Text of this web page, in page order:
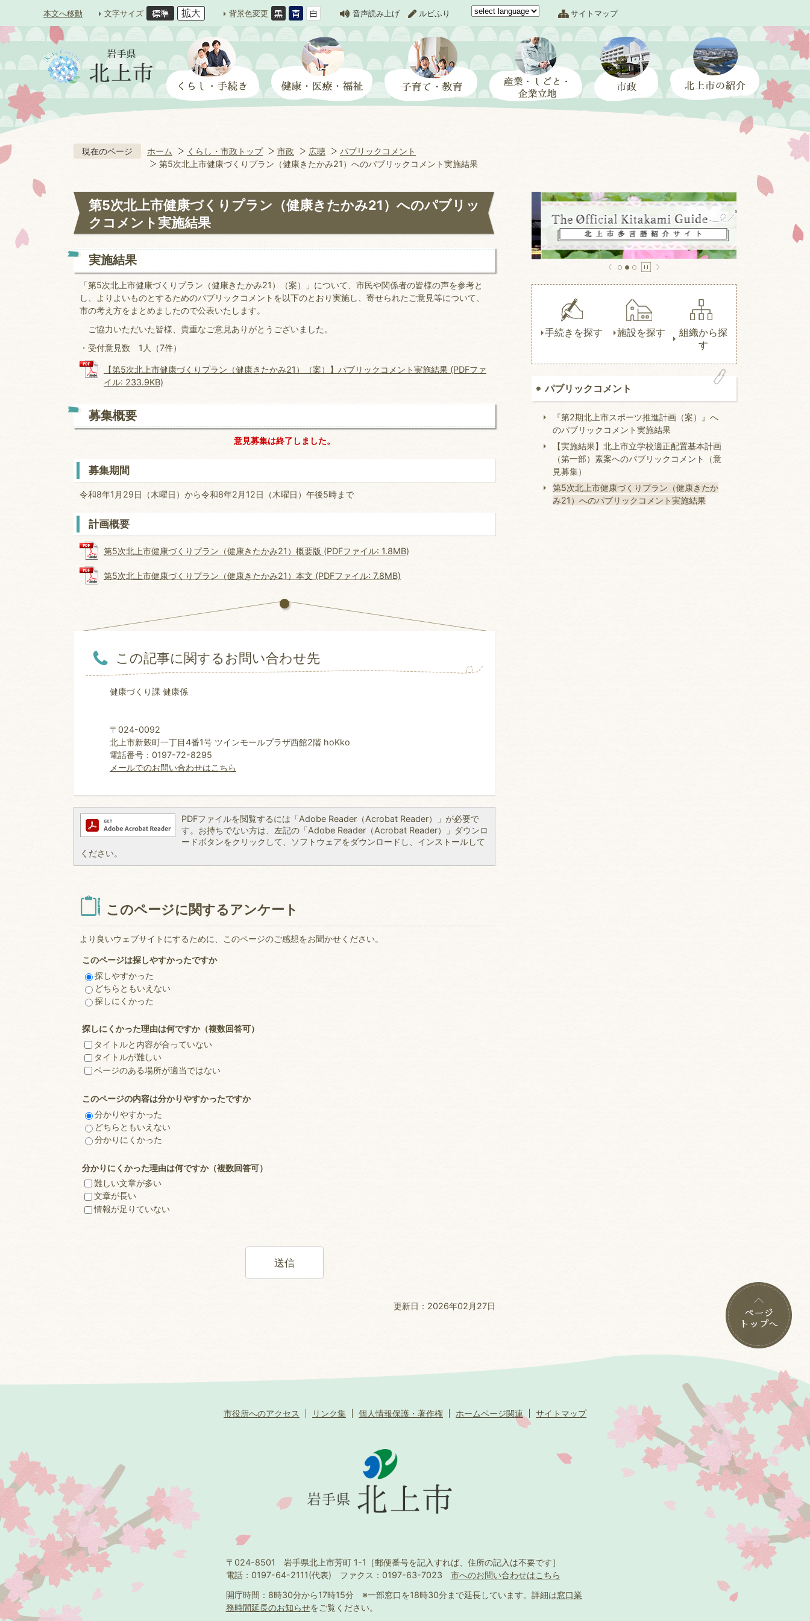
本文へ移動 文字サイズ 背景色変更 音声読み上げ ルビふり サイトマップ
現在のページ ホーム くらし・市政トップ 市政 広聴
パブリックコメント
第5次北上市健康づくりプラン（健康きたかみ21）へのパブリックコメント実施結果
第5次北上市健康づくりプラン（健康きたかみ21）へのパブリッ
クコメント実施結果
実施結果
「第5次北上市健康づくりプラン（健康きたかみ21）（案）」について、市民や関係者の皆様の声を参考と
し、よりよいものとするためのパブリックコメントを以下のとおり実施し、寄せられたご意見等について、
市の考え方をまとめましたので公表いたします。
ご協力いただいた皆様、貴重なご意見ありがとうございました。
・受付意見数 1人（7件）
【第5次北上市健康づくりプラン（健康きたかみ21）（案）】パブリックコメント実施結果 (PDFファ
イル: 233.9KB)
募集概要
意見募集は終了しました。
募集期間
令和8年1月29日（木曜日）から令和8年2月12日（木曜日）午後5時まで
計画概要
第5次北上市健康づくりプラン（健康きたかみ21）概要版 (PDFファイル: 1.8MB)
第5次北上市健康づくりプラン（健康きたかみ21）本文 (PDFファイル: 7.8MB)
この記事に関するお問い合わせ先
健康づくり課 健康係
〒024-0092
北上市新穀町一丁目4番1号 ツインモールプラザ西館2階 hoKko
電話番号：0197-72-8295
メールでのお問い合わせはこちら
PDFファイルを閲覧するには「Adobe Reader（Acrobat Reader）」が必要で
す。お持ちでない方は、左記の「Adobe Reader（Acrobat Reader）」ダウンロ
ードボタンをクリックして、ソフトウェアをダウンロードし、インストールして
ください。
このページに関するアンケート
より良いウェブサイトにするために、このページのご感想をお聞かせください。
このページは探しやすかったですか
探しやすかった
どちらともいえない
探しにくかった
探しにくかった理由は何ですか（複数回答可）
タイトルと内容が合っていない
タイトルが難しい
ページのある場所が適当ではない
このページの内容は分かりやすかったですか
分かりやすかった
どちらともいえない
分かりにくかった
分かりにくかった理由は何ですか（複数回答可）
難しい文章が多い
文章が長い
情報が足りていない
更新日：2026年02月27日
手続きを探す 施設を探す
組織から探
す
パブリックコメント
『第2期北上市スポーツ推進計画（案）』へ
のパブリックコメント実施結果
【実施結果】北上市立学校適正配置基本計画
（第一部）素案へのパブリックコメント（意
見募集）
第5次北上市健康づくりプラン（健康きたか
み21）へのパブリックコメント実施結果
市役所へのアクセス リンク集 個人情報保護・著作権 ホームページ関連 サイトマップ
〒024-8501 岩手県北上市芳町 1-1 ［郵便番号を記入すれば、住所の記入は不要です］
電話：0197-64-2111(代表) ファクス：0197-63-7023 市へのお問い合わせはこちら
開庁時間：8時30分から17時15分 ※一部窓口を18時30分まで延長しています。 詳細は窓口業
務時間延長のお知らせをご覧ください。